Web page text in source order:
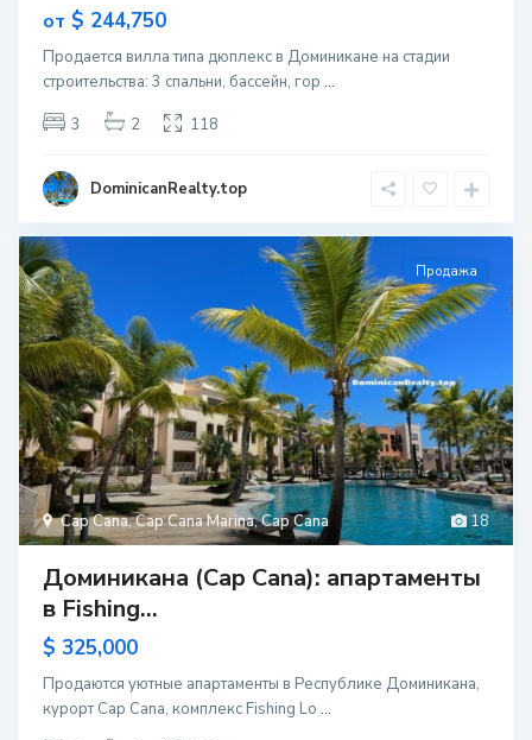
от $ 244,750
Продается вилла типа дюплекс в Доминикане на стадии
строительcтва: 3 спальни, бассейн, гор ...
3
2 118
DominicanRealty.top
18
Cap Cana,Cap Cana Marina,Cap Cana
Продажа
Доминикана (Cap Cana): апартаменты
в Fishing...
$ 325,000
Продаются уютные апартаменты в Республике Доминикана,
курорт Cap Cana, комплекс Fishing Lo ...